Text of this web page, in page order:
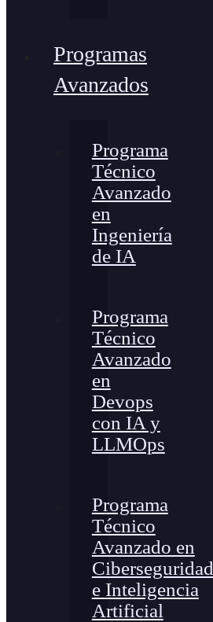
Programas
Avanzados
Programa
Técnico
Avanzado
en
Ingeniería
de IA
Programa
Técnico
Avanzado
en
Devops
con IA y
LLMOps
Programa
Técnico
Avanzado en
Ciberseguridad
e Inteligencia
Artificial